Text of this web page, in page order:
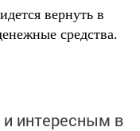
вернуть в
средства.
интересным в